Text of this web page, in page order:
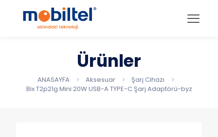
Ürünler
ANASAYFA Aksesuar
Şarj Cihazı
Bix T2p21g Mini 20W USB-A TYPE-C Şarj Adaptörü-byz